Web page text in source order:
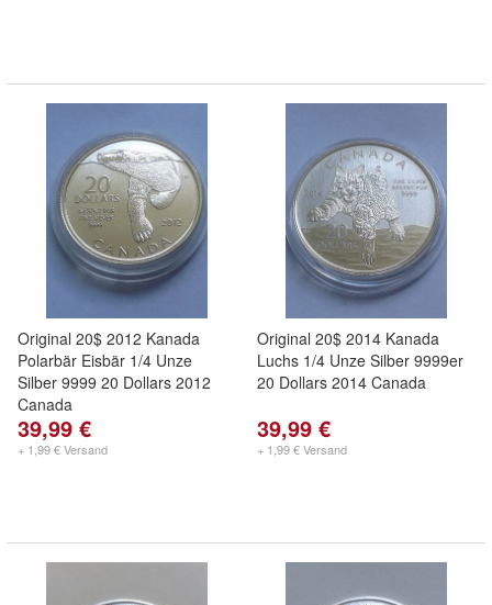
Original 20$ 2012 Kanada
Polarbär Eisbär 1/4 Unze
Silber 9999 20 Dollars 2012
Canada
39,99 €
+ 1,99 € Versand
Original 20$ 2014 Kanada
Luchs 1/4 Unze Silber 9999er
20 Dollars 2014 Canada
39,99 €
+ 1,99 € Versand